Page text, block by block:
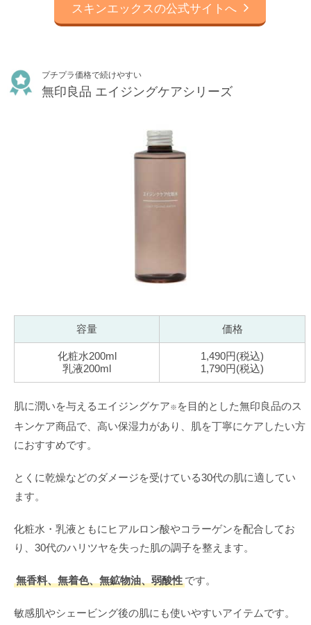
スキンエックスの公式サイトへ
プチプラ価格で続けやすい
無印良品 エイジングケアシリーズ
容量 価格
化粧水200ml
乳液200ml
1,490円(税込)
1,790円(税込)
肌に潤いを与えるエイジングケア※ を目的とした無印良品のス
キンケア商品で、高い保湿力があり、肌を丁寧にケアしたい方
におすすめです。
とくに乾燥などのダメージを受けている30代の肌に適してい
ます。
化粧水・乳液ともにヒアルロン酸やコラーゲンを配合してお
り、30代のハリツヤを失った肌の調子を整えます。
無香料、無着色、無鉱物油、弱酸性 です。
敏感肌やシェービング後の肌にも使いやすいアイテムです。